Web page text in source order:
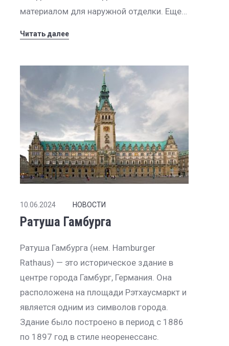
материалом для наружной отделки. Еще…
Читать далее
10.06.2024 НОВОСТИ
Ратуша Гамбурга
Ратуша Гамбурга (нем. Hamburger
Rathaus) — это историческое здание в
центре города Гамбург, Германия. Она
расположена на площади Рэтхаусмаркт и
является одним из символов города.
Здание было построено в период с 1886
по 1897 год в стиле неоренессанс.